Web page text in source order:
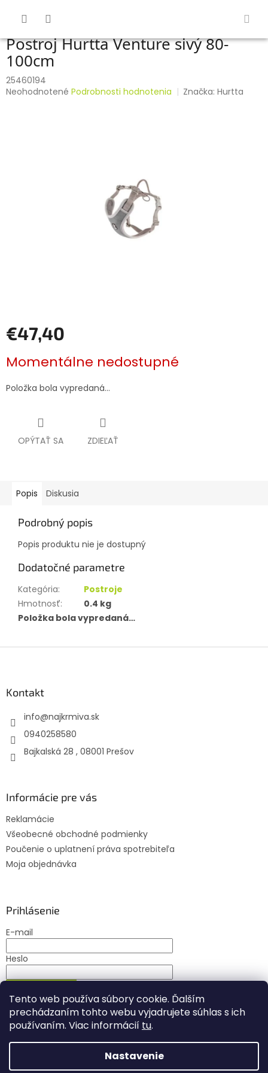
Tento web používa súbory cookie. Ďalším
prechádzaním tohto webu vyjadrujete súhlas s ich
používaním. Viac informácií tu.
Nastavenie
Postroj Hurtta Venture sivý 80-
100cm
25460194
Priemerné
Neohodnotené Podrobnosti hodnotenia Značka:Hurtta
€47,40
cena:
Momentálne nedostupné
Položka bola vypredaná…
OPÝTAŤ SA ZDIEĽAŤ
Popis Diskusia
Podrobný popis
Popis produktu nie je dostupný
Dodatočné parametre
Kategória:
Postroje
Hmotnosť:
0.4 kg
Položka bola vypredaná…
Kontakt
info@najkrmiva.sk
0940258580
Bajkalská 28 , 08001 Prešov
Informácie pre vás
Reklamácie
Všeobecné obchodné podmienky
Poučenie o uplatnení práva spotrebiteľa
Moja objednávka
Prihlásenie
E-mail
Heslo
Nová registrácia Zabudnuté heslo
Vytvoril Shoptet